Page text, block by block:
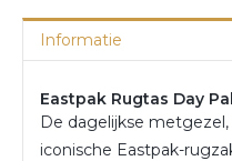
Informatie
Eastpak Rugtas Day
De dagelijkse
iconische Eastpak-